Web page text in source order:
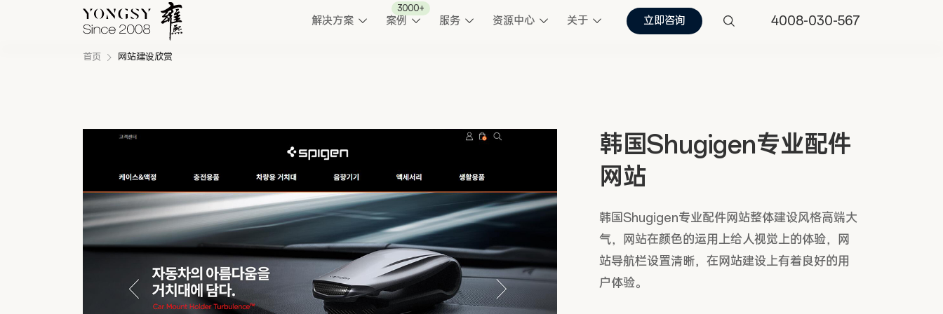
解决方案 案例
3000+
服务 资源中心 关于 立即咨询
我们的业务
4008-030-567
首页 网站建设欣赏
韩国Shugigen专业配件
网站
韩国Shugigen专业配件网站整体建设风格高端大
气，网站在颜色的运用上给人视觉上的体验，网
站导航栏设置清晰，在网站建设上有着良好的用
户体验。